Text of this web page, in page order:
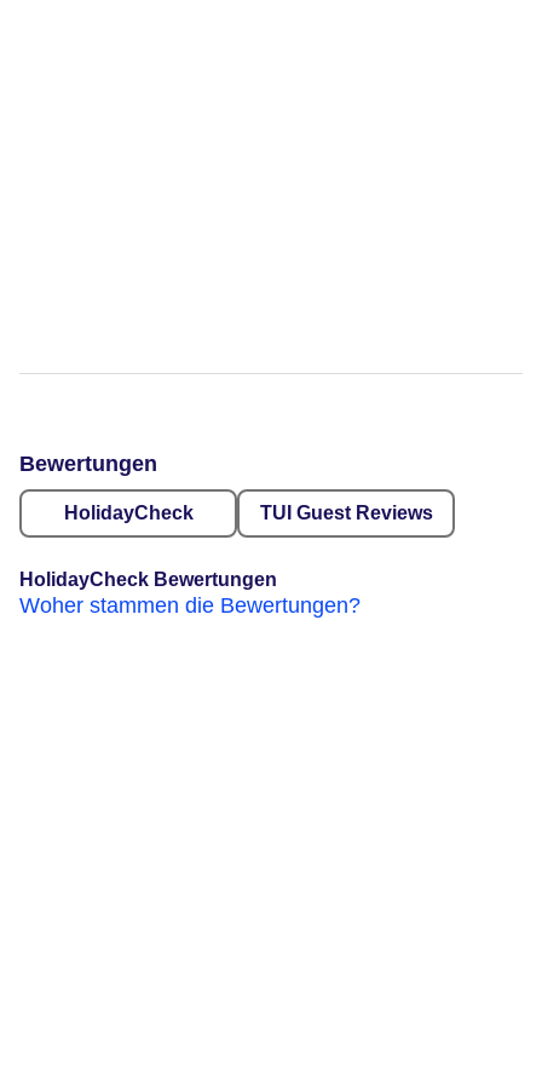
Bewertungen
HolidayCheck TUI Guest Reviews
HolidayCheck Bewertungen
Woher stammen die Bewertungen?